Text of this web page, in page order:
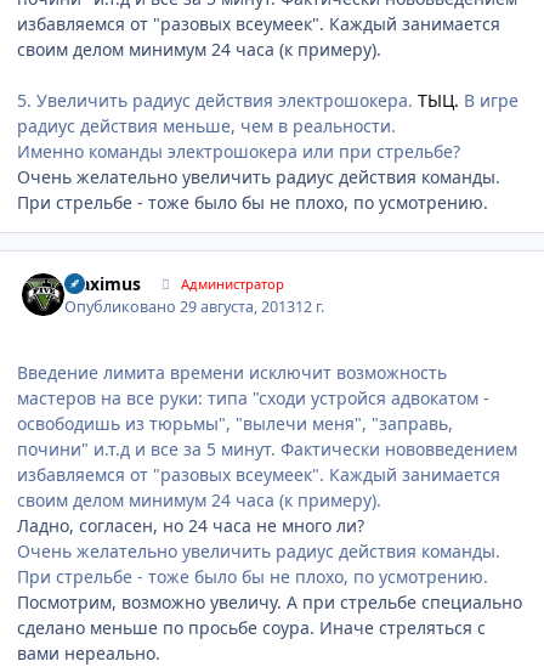
избавляемся от "разовых всеумеек". Каждый занимается
своим делом минимум 24 часа (к примеру).
5. Увеличить радиус действия электрошокера. ТЫЦ. В игре
радиус действия меньше, чем в реальности.
Именно команды электрошокера или при стрельбе?
Очень желательно увеличить радиус действия команды.
При стрельбе - тоже было бы не плохо, по усмотрению.
Maximus Администратор
Опубликовано29 августа, 201312 г.
Введение лимита времени исключит возможность
мастеров на все руки: типа "сходи устройся адвокатом -
освободишь из тюрьмы", "вылечи меня", "заправь,
почини" и.т.д и все за 5 минут. Фактически нововведением
избавляемся от "разовых всеумеек". Каждый занимается
своим делом минимум 24 часа (к примеру).
Ладно, согласен, но 24 часа не много ли?
Очень желательно увеличить радиус действия команды.
При стрельбе - тоже было бы не плохо, по усмотрению.
Посмотрим, возможно увеличу. А при стрельбе специально
сделано меньше по просьбе соура. Иначе стреляться с
вами нереально.